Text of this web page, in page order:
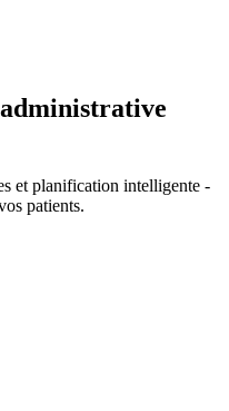
et planification intelligente -
patients.